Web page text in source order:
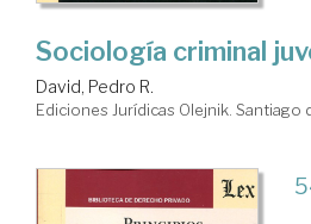
Sociología criminal
David, Pedro R.
Ediciones Jurídicas Olejnik. Santiago